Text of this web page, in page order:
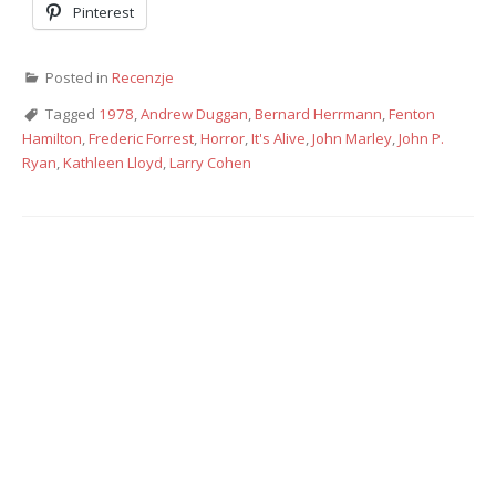
Pinterest
Posted in Recenzje
Tagged 1978,Andrew Duggan,Bernard Herrmann,Fenton
Hamilton,Frederic Forrest,Horror,It's Alive,John Marley,John P.
Ryan,Kathleen Lloyd,Larry Cohen